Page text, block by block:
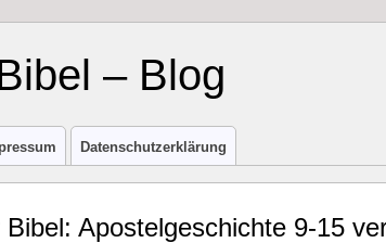
– Blog
Datenschutzerklärung
Apostelgeschichte 9-15